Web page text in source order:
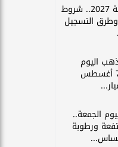
حج القرعة 2027.. شروط
وطرق التسجيل
اليوم
الجمعة 7 أغسطس
الجمعة..
ورطوبة